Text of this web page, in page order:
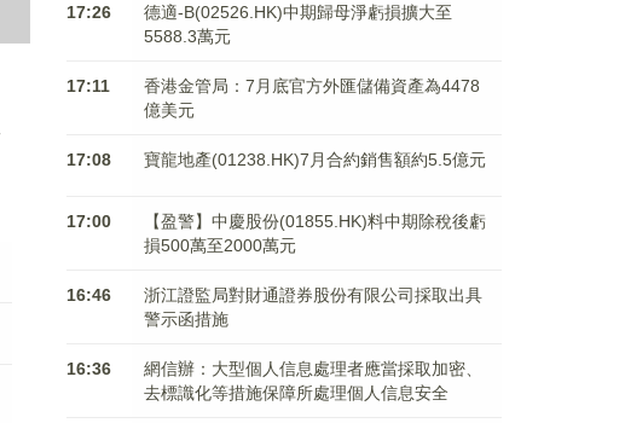
17:26
德適-B(02526.HK)中期歸母淨虧損擴大至
5588.3萬元
17:11
香港金管局：7月底官方外匯儲備資產為4478
億美元
17:08 寶龍地產(01238.HK)7月合約銷售額約5.5億元
17:00
【盈警】中慶股份(01855.HK)料中期除稅後虧
損500萬至2000萬元
16:46
浙江證監局對財通證券股份有限公司採取出具
警示函措施
16:36
網信辦：大型個人信息處理者應當採取加密、
去標識化等措施保障所處理個人信息安全